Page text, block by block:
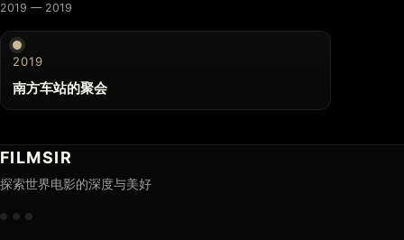
2019 — 2019
2019
南方车站的聚会
FILMSIR
探索世界电影的深度与美好